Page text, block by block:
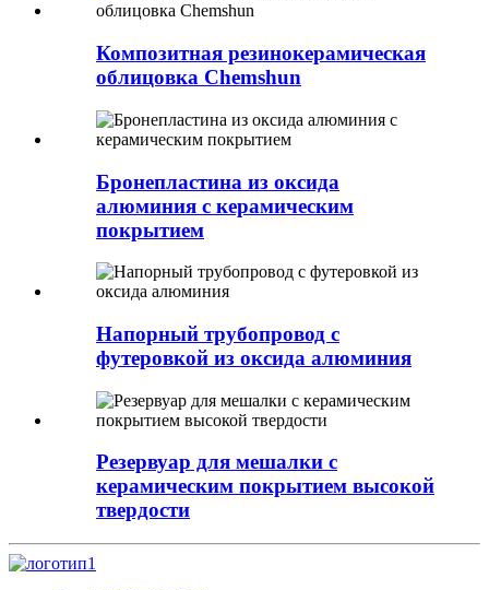
Композитная резинокерамическая
облицовка Chemshun
Бронепластина из оксида
алюминия с керамическим
покрытием
Напорный трубопровод с
футеровкой из оксида алюминия
Резервуар для мешалки с
керамическим покрытием высокой
твердости